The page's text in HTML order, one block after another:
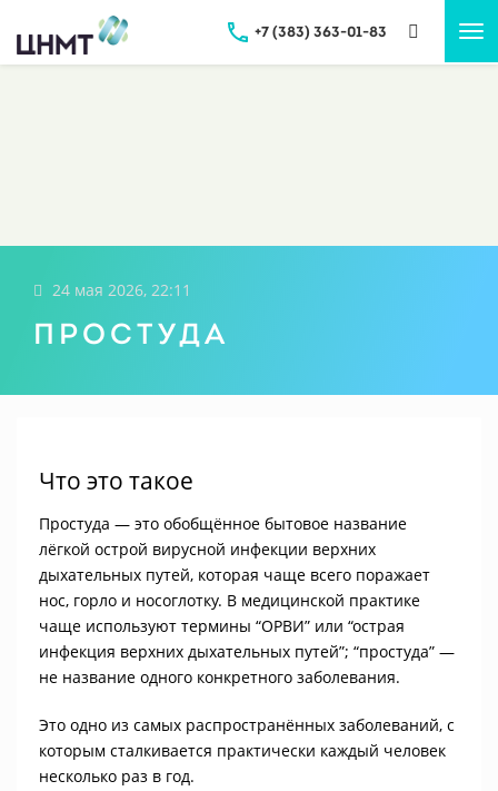
+7 (383) 363-01-83
24 мая 2026, 22:11
Простуда
Что это такое
Простуда — это обобщённое бытовое название
лёгкой острой вирусной инфекции верхних
дыхательных путей, которая чаще всего поражает
нос, горло и носоглотку. В медицинской практике
чаще используют термины “ОРВИ” или “острая
инфекция верхних дыхательных путей”; “простуда” —
не название одного конкретного заболевания.
Это одно из самых распространённых заболеваний, с
которым сталкивается практически каждый человек
несколько раз в год.